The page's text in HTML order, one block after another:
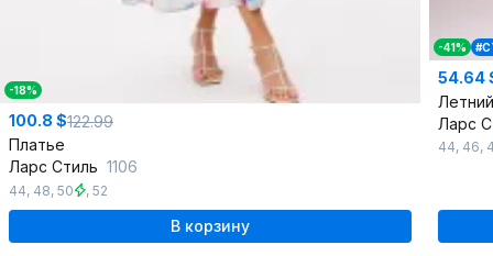
-18%
100.8 $122.99
Платье
Ларс Стиль 1106
44, 48, 50 , 52
В корзину
-41%
54.64
Ларс
44, 46,